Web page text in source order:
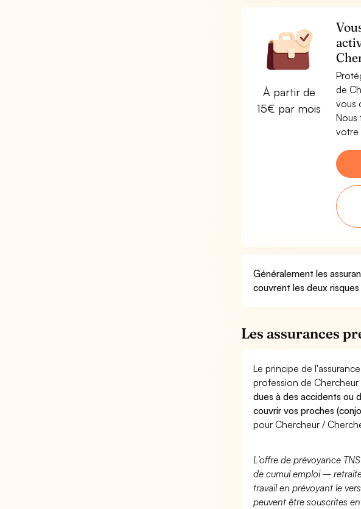
À partir de
15€ par mois
de
vous
Nous
votre
Généralement les
couvrent les deux
Les assurances
Le principe de
profession de
dues à des accidents ou
couvrir vos proches
pour Chercheur /
L’offre de prévoyance
de cumul emploi –
travail en prévoyant le
peuvent être souscrites